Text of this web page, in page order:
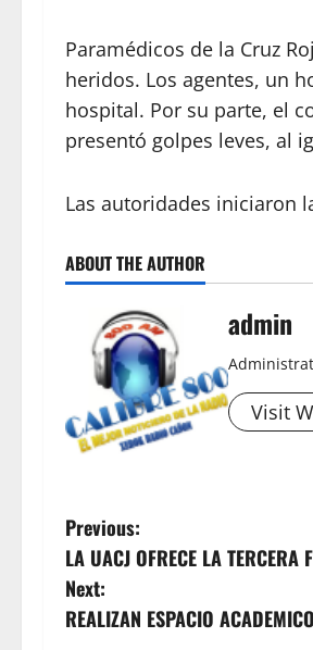
Paramédicos de la Cruz
heridos. Los agentes, un
hospital. Por su parte, el
presentó golpes leves, al
Las autoridades iniciaron
ABOUT THE AUTHOR
admin
Visit
P
o
s
Previous:
LA UACJ OFRECE LA
Next:
REALIZAN ESPACIO